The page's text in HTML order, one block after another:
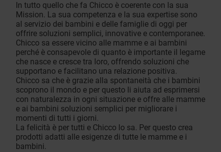
In tutto quello che fa Chicco è coerente con la sua
Mission. La sua competenza e la sua expertise sono
al servizio dei bambini e delle famiglie di oggi per
offrire soluzioni semplici, innovative e contemporanee.
Chicco sa essere vicino alle mamme e ai bambini
perché è consapevole di quanto è importante il legame
che nasce e cresce tra loro, offrendo soluzioni che
supportano e facilitano una relazione positiva.
Chicco sa che è grazie alla spontaneità che i bambini
scoprono il mondo e per questo li aiuta ad esprimersi
con naturalezza in ogni situazione e offre alle mamme
e ai bambini soluzioni semplici per migliorare i
momenti di tutti i giorni.
La felicità è per tutti e Chicco lo sa. Per questo crea
prodotti adatti alle esigenze di tutte le mamme e i
bambini.